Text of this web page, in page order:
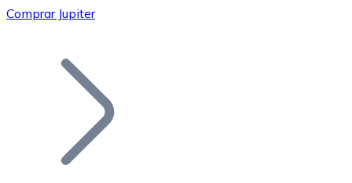
Bitcoin
Comprar Jupiter